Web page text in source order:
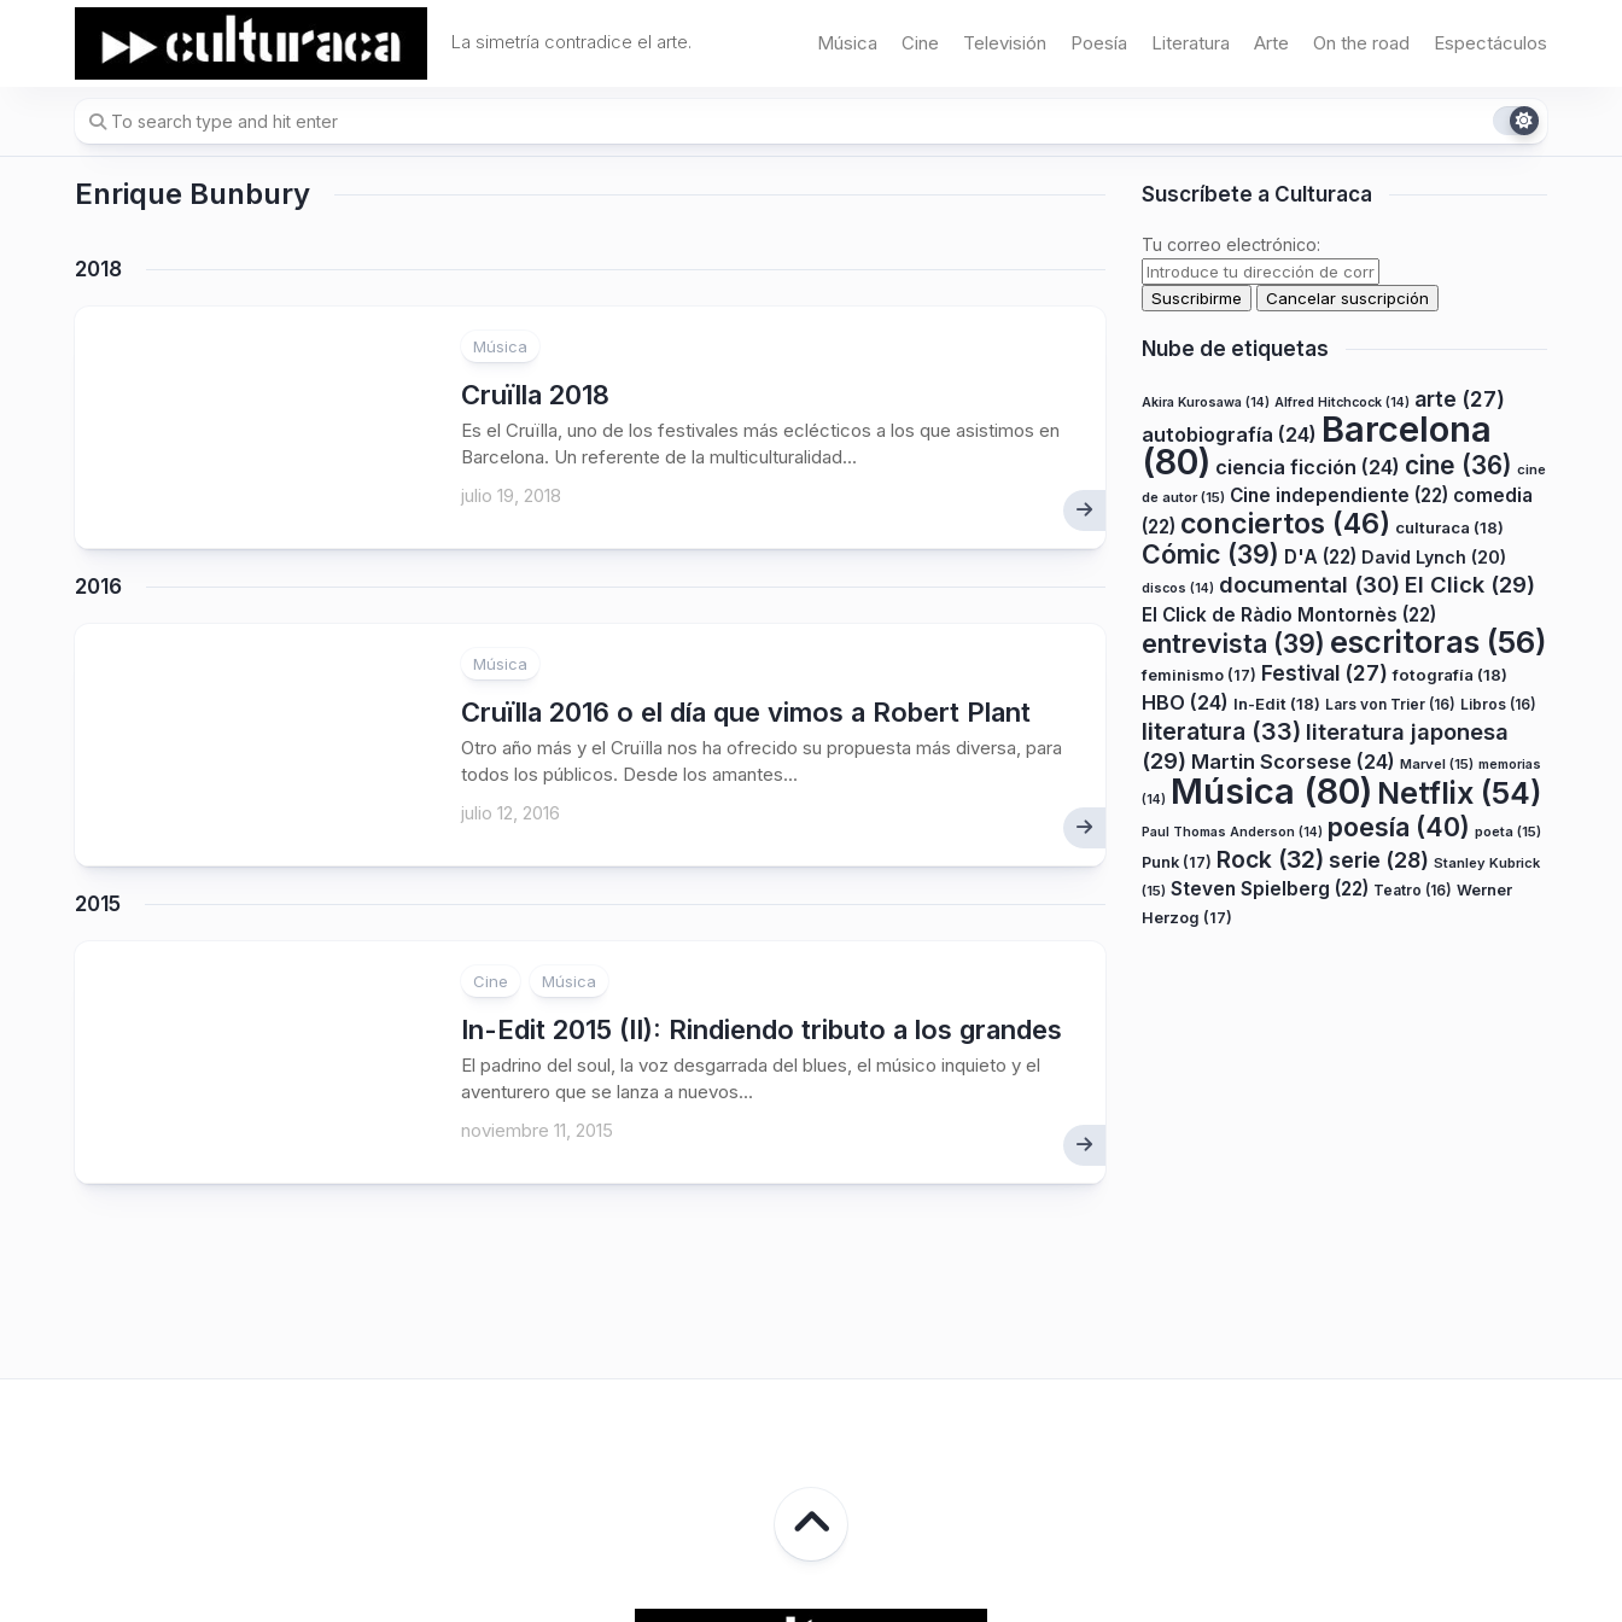
La simetría contradice el arte. Música Cine Televisión Poesía Literatura Arte On the road Espectáculos
Enrique Bunbury
2018
Música
Cruïlla 2018
Es el Cruïlla, uno de los festivales más eclécticos a los que asistimos en
Barcelona. Un referente de la multiculturalidad...
julio 19, 2018
2016
Música
Cruïlla 2016 o el día que vimos a Robert Plant
Otro año más y el Cruïlla nos ha ofrecido su propuesta más diversa, para
todos los públicos. Desde los amantes...
julio 12, 2016
2015
Cine Música
In-Edit 2015 (II): Rindiendo tributo a los grandes
El padrino del soul, la voz desgarrada del blues, el músico inquieto y el
aventurero que se lanza a nuevos...
noviembre 11, 2015
Suscríbete a Culturaca
Tu correo electrónico:
Nube de etiquetas
Akira Kurosawa (14) Alfred Hitchcock (14) arte (27)
autobiografía (24) Barcelona
(80) ciencia ficción (24) cine (36) cine
de autor(15) Cine independiente (22) comedia
(22) conciertos (46) culturaca (18)
Cómic (39) D'A (22) David Lynch (20)
discos (14) documental (30) El Click (29)
El Click de Ràdio Montornès (22)
entrevista (39) escritoras (56)
feminismo (17) Festival (27) fotografía (18)
HBO (24) In-Edit (18) Lars von Trier (16) Libros (16)
literatura (33) literatura japonesa
(29) Martin Scorsese (24) Marvel (15) memorias
(14) Música (80) Netflix (54)
Paul Thomas Anderson (14) poesía (40) poeta (15)
Punk (17) Rock (32) serie (28) Stanley Kubrick
(15) Steven Spielberg (22) Teatro (16) Werner
Herzog (17)